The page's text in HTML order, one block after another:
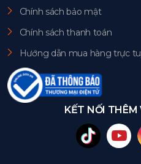
Chính sách bảo mật
Chính sách thanh toán
Hướng dẫn mua hàng trực
KẾT NỐI